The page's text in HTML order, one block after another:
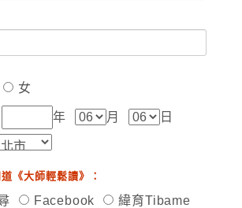
女
年 月 日
《大師輕鬆讀》：
Facebook
緯育Tibame